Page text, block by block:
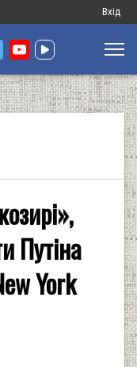
Меню
запису
Вхід
Путіна
York